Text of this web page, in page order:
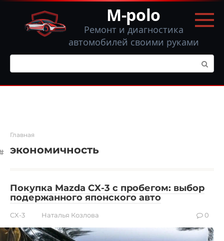
Перейти
контенту
M-polo
Ремонт и диагностика
автомобилей своими руками
Поиск:
Главная
экономичность
Покупка Mazda CX-3 с пробегом: выбор
подержанного японского авто
CX-3 Наталья Козлова 0